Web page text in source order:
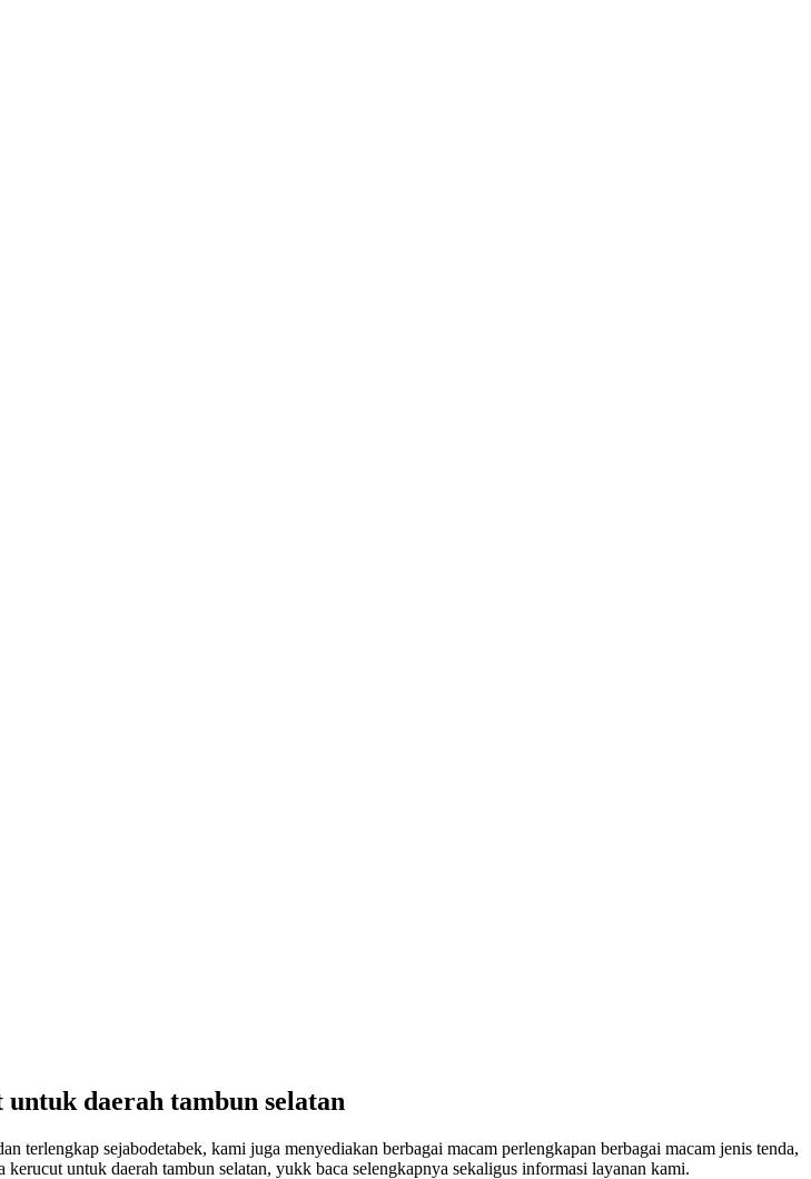
untuk daerah tambun selatan
sejabodetabek, kami juga menyediakan berbagai macam perlengkapan berbagai macam jenis tenda,
untuk daerah tambun selatan, yukk baca selengkapnya sekaligus informasi layanan kami.